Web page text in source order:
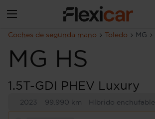
Coches de segunda mano Toledo MG
MG HS
1.5T-GDI PHEV Luxury
2023 99.990 km Híbrido enchufable